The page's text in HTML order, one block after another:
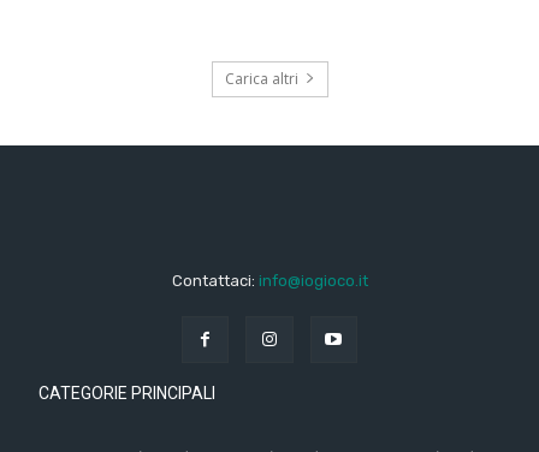
Carica altri
Contattaci: info@iogioco.it
CATEGORIE PRINCIPALI